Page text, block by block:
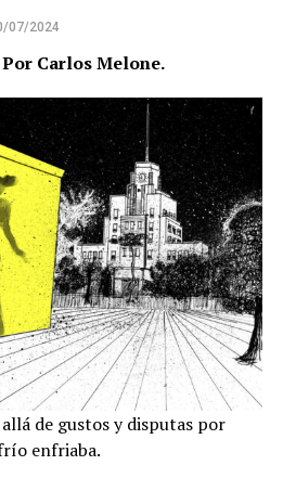
07/2024
Carlos Melone.
de gustos y disputas por
enfriaba.